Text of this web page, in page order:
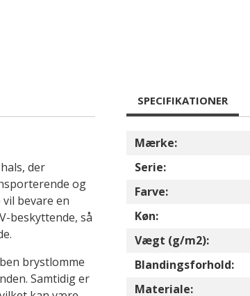
der
og
bevare en
beskyttende, så
brystlomme
Samtidig er
SPECIFIKATIONER
Mærke:
Serie:
Farve:
Køn:
Vægt (g/m2):
Blandingsforhold:
Materiale: